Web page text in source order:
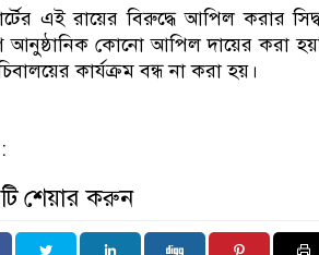
এই রায়ের বিরুদ্ধে আপিল করার
আনুষ্ঠানিক কোনো আপিল দায়ের করা
কার্যক্রম বন্ধ না করা হয়।
শেয়ার করুন